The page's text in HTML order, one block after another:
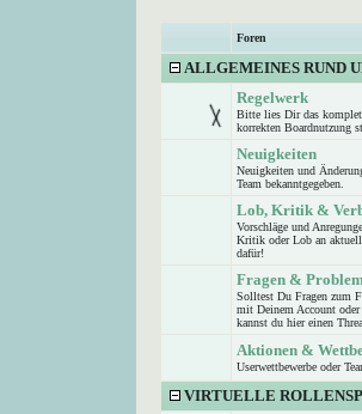
Foren
ALLGEMEINES RUND
Regelwerk
Bitte lies Dir das
korrekten Boardnutzung
Neuigkeiten
Neuigkeiten und
Team bekanntgegeben.
Lob, Kritik &
Vorschläge und
Kritik oder Lob an
dafür!
Fragen &
Solltest Du Fragen zum
mit Deinem Account oder
kannst du hier einen
Aktionen &
Userwettbewerbe oder
VIRTUELLE